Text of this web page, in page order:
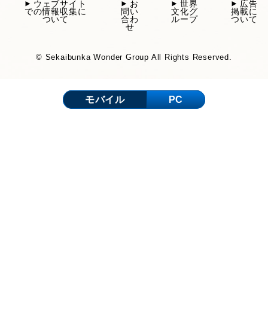
ウェブサイト
での情報収集に
ついて
お
問い
合わ
せ
世界
文化グ
ループ
広告
掲載に
ついて
© Sekaibunka Wonder Group All Rights Reserved.
モバイル PC